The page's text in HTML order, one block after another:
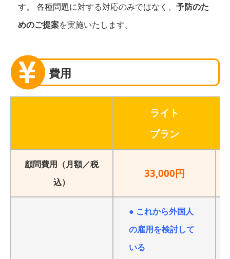
す。 各種問題に対する対応のみではなく、 予防のた
めのご提案を実施いたします。
費用
ライト
プラン
顧問費用（月額／税
込）
33,000円
● これから外国人
の雇用を検討して
いる